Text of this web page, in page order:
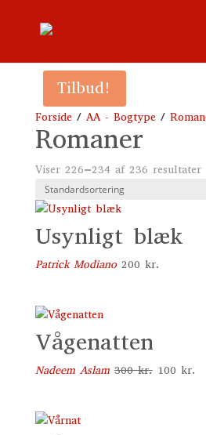
Forside/ AA - Bogtype/
Romaner
Viser 226–234 af 236 resultater
Usynligt blæk
Patrick Modiano 200 kr.
Tilbud!
Vågenatten
Nadeem Aslam 300kr. Den
100 kr.